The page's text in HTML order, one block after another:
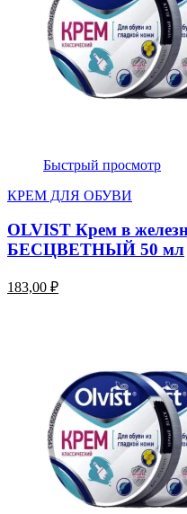
Быстрый просмотр
КРЕМ ДЛЯ ОБУВИ
OLVIST Крем в
БЕСЦВЕТНЫЙ 50 мл
183,00 ₽